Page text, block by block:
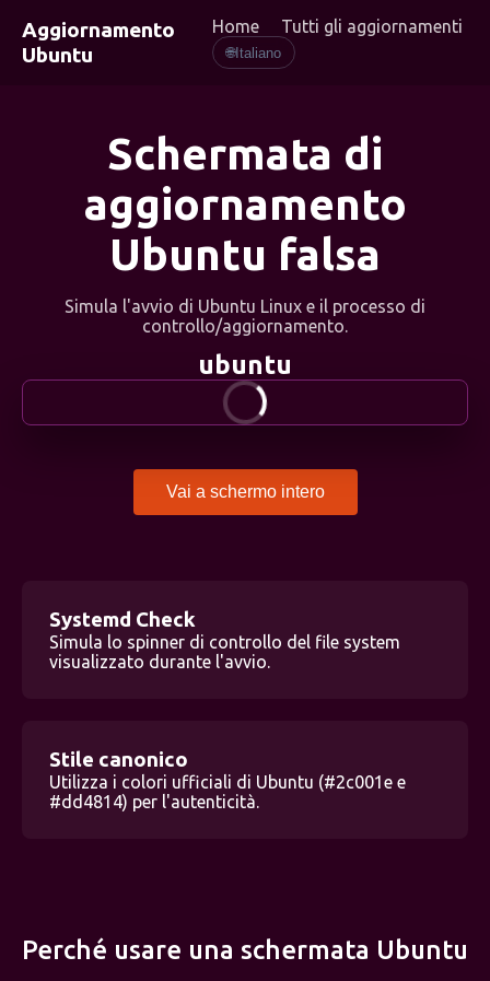
Aggiornamento
Ubuntu
Home Tutti gli aggiornamenti
🌐Italiano
Schermata di
aggiornamento
Ubuntu falsa
Simula l'avvio di Ubuntu Linux e il processo di
controllo/aggiornamento.
ubuntu
Vai a schermo intero
Systemd Check
Simula lo spinner di controllo del file system
visualizzato durante l'avvio.
Stile canonico
Utilizza i colori ufficiali di Ubuntu (#2c001e e
#dd4814) per l'autenticità.
Perché usare una schermata Ubuntu